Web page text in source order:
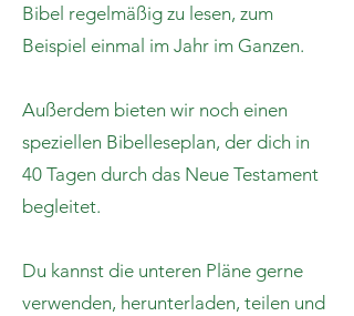
Bibel regelmäßig zu lesen, zum
Beispiel einmal im Jahr im Ganzen.
Außerdem bieten wir noch einen
speziellen Bibelleseplan, der dich in
40 Tagen durch das Neue Testament
begleitet.
Du kannst die unteren Pläne gerne
verwenden, herunterladen, teilen und